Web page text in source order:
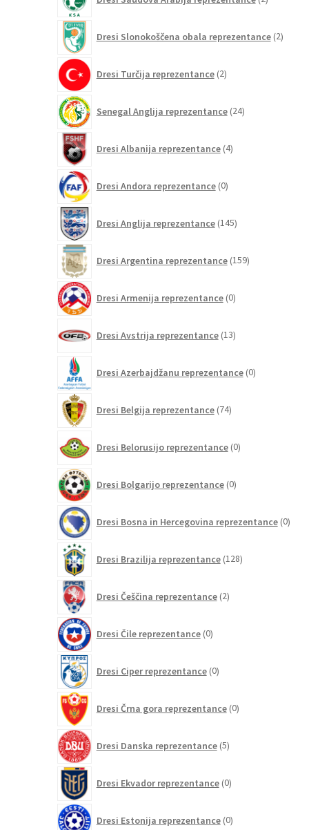
izdelka
Dresi Slonokoščena obala reprezentance 2izdelka
Dresi Turčija reprezentance 2izdelka
Senegal Anglija reprezentance 24izdelkov
Dresi Albanija reprezentance 4izdelki
Dresi Andora reprezentance 0izdelkov
Dresi Anglija reprezentance 145izdelkov
Dresi Argentina reprezentance 159izdelkov
Dresi Armenija reprezentance 0izdelkov
Dresi Avstrija reprezentance 13izdelkov
Dresi Azerbajdžanu reprezentance 0izdelkov
Dresi Belgija reprezentance 74izdelkov
Dresi Belorusijo reprezentance 0izdelkov
Dresi Bolgarijo reprezentance 0izdelkov
Dresi Bosna in Hercegovina reprezentance 0
Dresi Brazilija reprezentance 128izdelkov
Dresi Češčina reprezentance 2izdelka
Dresi Čile reprezentance 0izdelkov
Dresi Ciper reprezentance 0izdelkov
Dresi Črna gora reprezentance 0izdelkov
Dresi Danska reprezentance 5izdelkov
Dresi Ekvador reprezentance 0izdelkov
Dresi Estonija reprezentance 0izdelkov